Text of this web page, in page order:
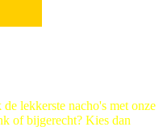
lekkerste nacho's met onze
of bijgerecht? Kies dan